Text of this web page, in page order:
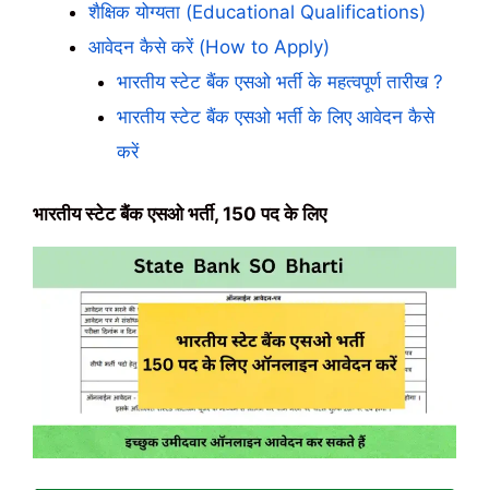
शैक्षिक योग्यता (Educational Qualifications)
आवेदन कैसे करें (How to Apply)
भारतीय स्टेट बैंक एसओ भर्ती के महत्वपूर्ण तारीख ?
भारतीय स्टेट बैंक एसओ भर्ती के लिए आवेदन कैसे
करें
भारतीय स्टेट बैंक एसओ भर्ती, 150 पद के लिए